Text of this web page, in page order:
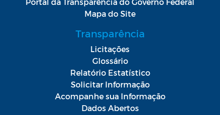
Portal da Transparência do Governo Federal
Mapa do Site
Transparência
Licitações
Glossário
Relatório Estatístico
Solicitar Informação
Acompanhe sua Informação
Dados Abertos